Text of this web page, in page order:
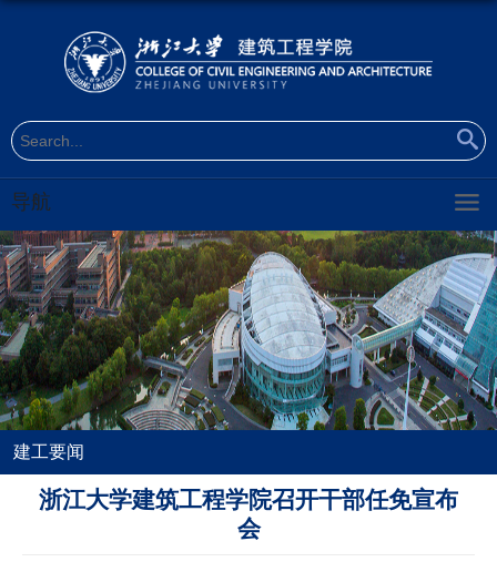
导航
建工要闻
浙江大学建筑工程学院召开干部任免宣布
会